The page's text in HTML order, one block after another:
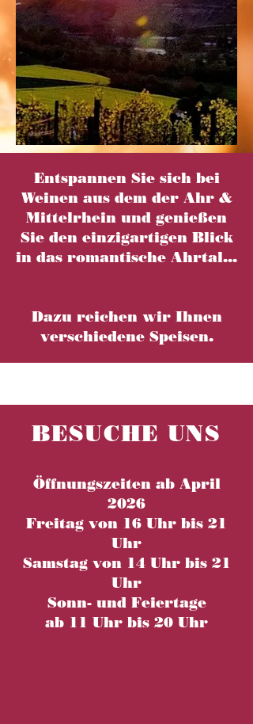
Entspannen Sie sich bei
Weinen aus dem der Ahr &
Mittelrhein und genießen
Sie den einzigartigen Blick
in das romantische Ahrtal...
Dazu reichen wir Ihnen
verschiedene Speisen.
BESUCHE UNS
Öffnungszeiten ab April
2026
Freitag von 16 Uhr bis 21
Uhr
Samstag von 14 Uhr bis 21
Uhr
Sonn- und Feiertage
ab 11 Uhr bis 20 Uhr